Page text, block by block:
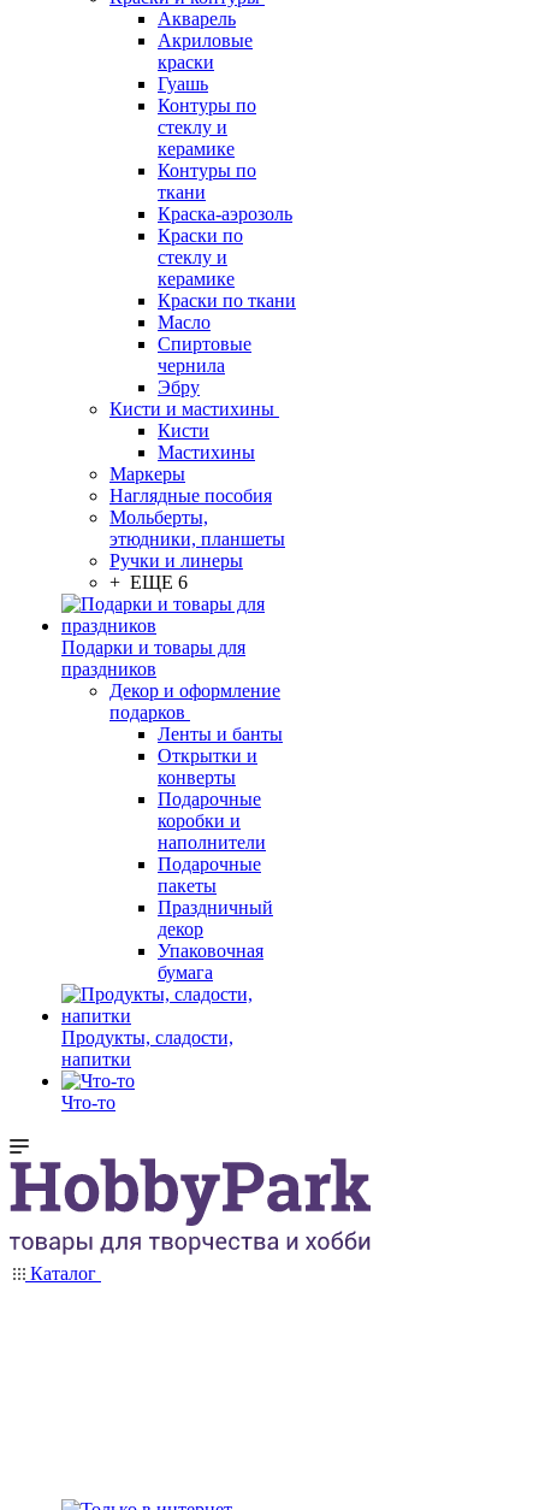
Акварель
Акриловые
краски
Гуашь
Контуры по
стеклу и
керамике
Контуры по
ткани
Краска-аэрозоль
Краски по
стеклу и
керамике
Краски по ткани
Масло
Спиртовые
чернила
Эбру
Кисти и мастихины
Кисти
Мастихины
Маркеры
Наглядные пособия
Мольберты,
этюдники, планшеты
Ручки и линеры
+ ЕЩЕ 6
Подарки и товары для
праздников
Декор и оформление
подарков
Ленты и банты
Открытки и
конверты
Подарочные
коробки и
наполнители
Подарочные
пакеты
Праздничный
декор
Упаковочная
бумага
Продукты, сладости,
напитки
Что-то
Каталог